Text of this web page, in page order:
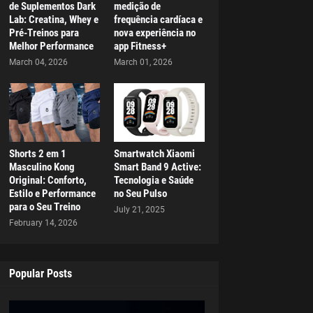
de Suplementos Dark
Lab: Creatina, Whey e
Pré-Treinos para
Melhor Performance
March 04, 2026
medição de
frequência cardíaca e
nova experiência no
app Fitness+
March 01, 2026
Shorts 2 em 1
Masculino Kong
Original: Conforto,
Estilo e Performance
para o Seu Treino
February 14, 2026
Smartwatch Xiaomi
Smart Band 9 Active:
Tecnologia e Saúde
no Seu Pulso
July 21, 2025
Popular Posts